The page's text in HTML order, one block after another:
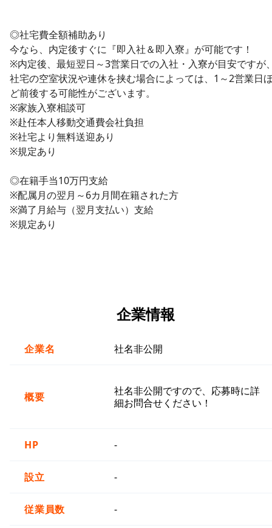
◎社宅費全額補助あり
今なら、内定後すぐに『即入社＆即入寮』が可能です！
※内定後、最短翌日～3営業日での入社・入寮が目安ですが
社宅の空室状況や連休を挟む場合によっては、1～2営業日
ど前後する可能性がございます。
※家族入寮相談可
※赴任本人移動交通費会社負担
※社宅より無料送迎あり
※規定あり
◎在籍手当10万円支給
※配属月の翌月～6カ月間在籍された方
※満了月給与（翌月支払い）支給
※規定あり
企業情報
企業名 社名非公開
概要
社名非公開ですので、応募時に詳
細お問合せください！
HP -
設立 -
従業員数 -